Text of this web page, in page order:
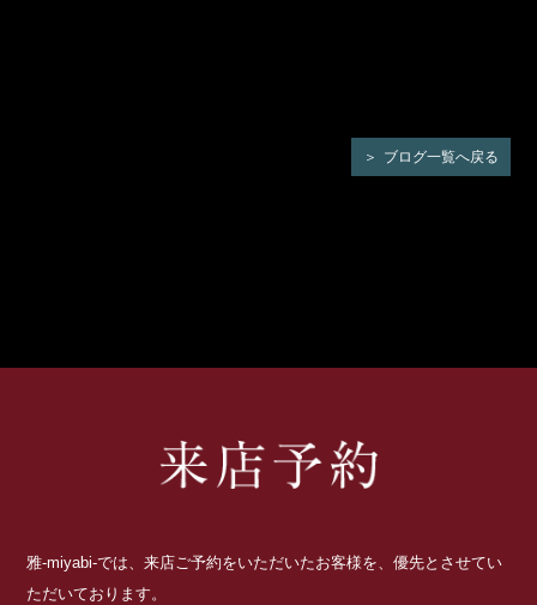
ブログ一覧へ戻る
雅-miyabi-では、来店ご予約をいただいたお客様を、優先とさせてい
ただいております。